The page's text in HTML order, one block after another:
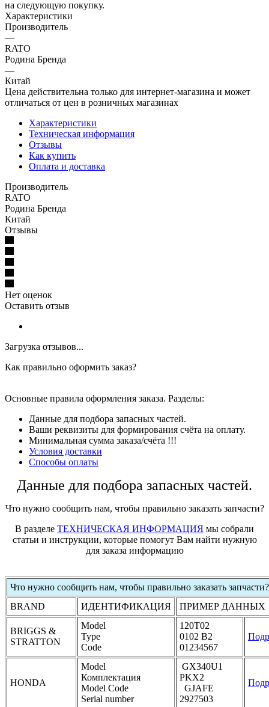
на следующую покупку.
Характеристики
Производитель
—
RATO
Родина Бренда
—
Китай
Цена действительна только для интернет-магазина и может
отличаться от цен в розничных магазинах
Характеристики
Техническая информация
Отзывы
Как купить
Оплата и доставка
Производитель
RATO
Родина Бренда
Китай
Отзывы
Нет оценок
Оставить отзыв
Загрузка отзывов...
Как правильно оформить заказ?
Основные правила оформления заказа. Разделы:
Данные для подбора запасных частей.
Ваши реквизиты для формирования счёта на оплату.
Минимальная сумма заказа/счёта !!!
Условия доставки
Способы оплаты
Данные для подбора запасных частей.
Что нужно сообщить нам, чтобы правильно заказать запчасти?
В разделе ТЕХНИЧЕСКАЯ ИНФОРМАЦИЯ мы собрали
статьи и инструкции, которые помогут Вам найти нужную
для заказа информацию
Что нужно сообщить нам, чтобы правильно заказать запчасти?
BRAND
ИДЕНТИФИКАЦИЯ ПРИМЕР ДАННЫХ
BRIGGS &
STRATTON
Model
Type
Code
120T02
0102 B2
01234567
HONDA
Model
Комплектация
Model Code
Serial number
GX340U1
PKX2
GJAFE
2927503